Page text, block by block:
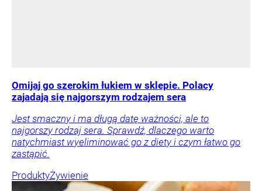
Omijaj go szerokim łukiem w sklepie. Polacy
zajadają się najgorszym rodzajem sera
Jest smaczny i ma długą datę ważności, ale to
najgorszy rodzaj sera. Sprawdź, dlaczego warto
natychmiast wyeliminować go z diety i czym łatwo go
zastąpić.
ProduktyŻywienie